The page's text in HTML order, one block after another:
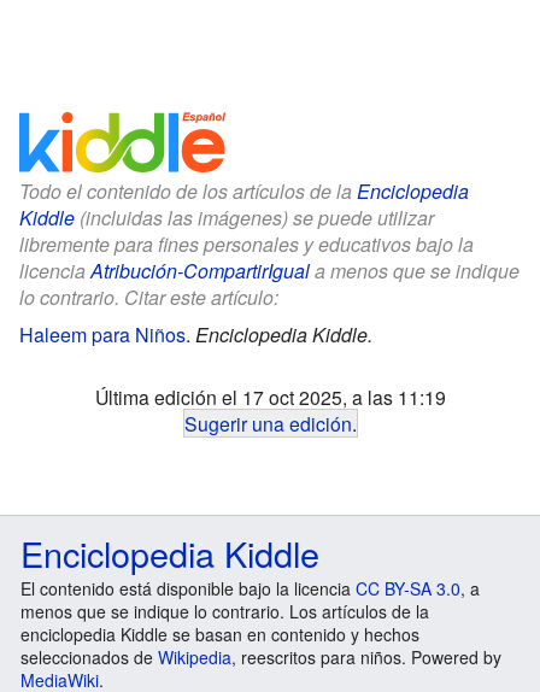
Todo el contenido de los artículos de la Enciclopedia
Kiddle (incluidas las imágenes) se puede utilizar
libremente para fines personales y educativos bajo la
licencia Atribución-CompartirIguala menos que se indique
lo contrario. Citar este artículo:
Haleem para Niños. Enciclopedia Kiddle.
Última edición el 17 oct 2025, a las 11:19
Sugerir una edición.
Enciclopedia Kiddle
El contenido está disponible bajo la licencia CC BY-SA 3.0, a
menos que se indique lo contrario. Los artículos de la
enciclopedia Kiddle se basan en contenido y hechos
seleccionados de Wikipedia, reescritos para niños. Powered by
MediaWiki.